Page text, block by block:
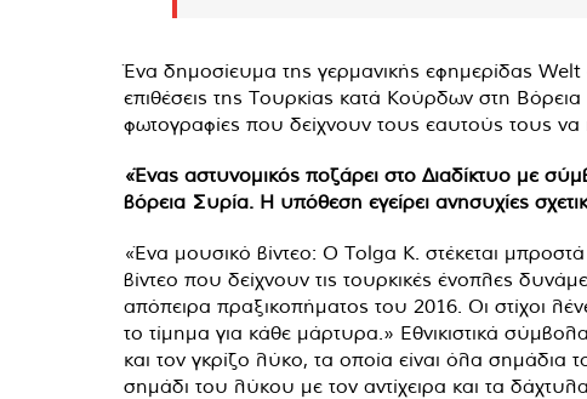
Ένα δημοσίευμα της γερμανικής εφημερίδας Welt
επιθέσεις της Τουρκίας κατά Κούρδων στη
φωτογραφίες που δείχνουν τους εαυτούς τους
«Ένας αστυνομικός ποζάρει στο Διαδίκτυο με
βόρεια Συρία. Η υπόθεση εγείρει ανησυχίες
«Ένα μουσικό βίντεο: Ο Tolga K. στέκεται
βίντεο που δείχνουν τις τουρκικές ένοπλες
απόπειρα πραξικοπήματος του 2016. Οι στίχοι
το τίμημα για κάθε μάρτυρα.» Εθνικιστικά
και τον γκρίζο λύκο, τα οποία είναι όλα
σημάδι του λύκου με τον αντίχειρα και τα